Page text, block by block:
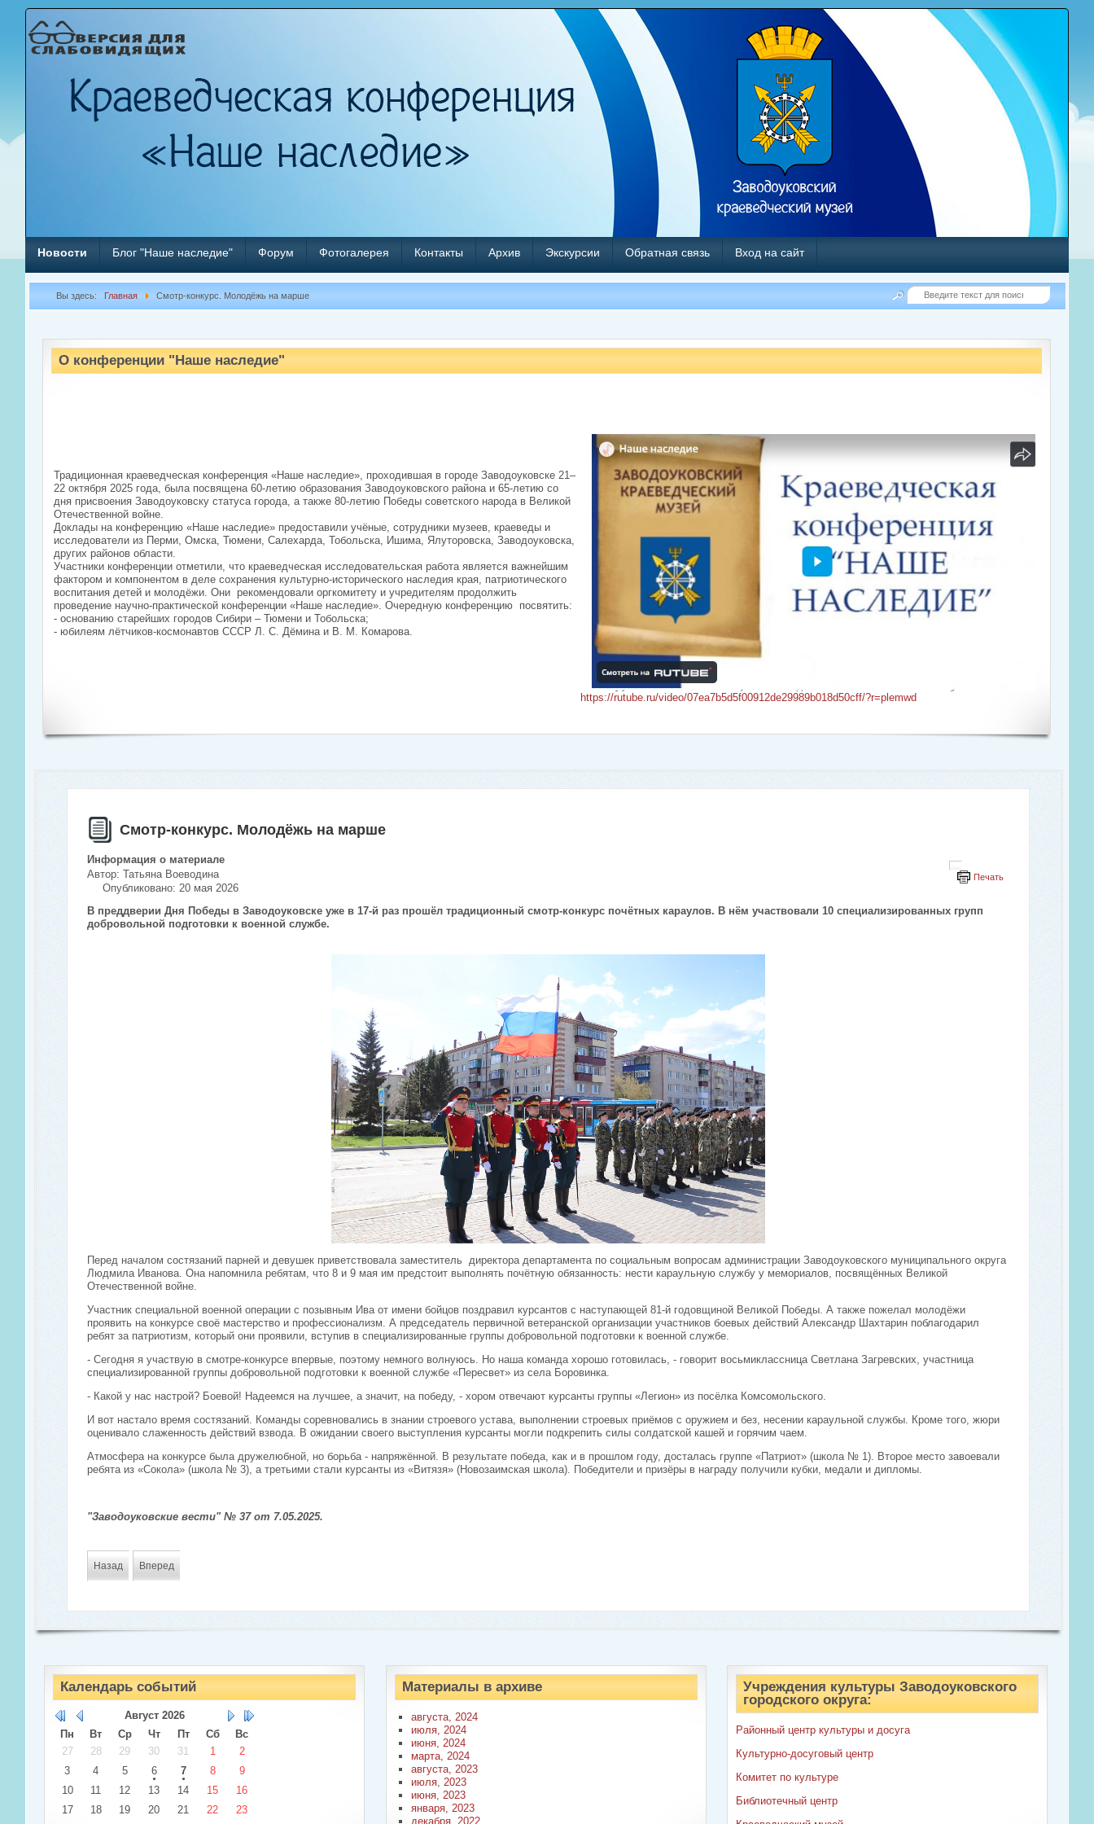
Новости Блог "Наше наследие" Форум Фотогалерея Контакты Архив Экскурсии Обратная связь Вход на сайт
Вы здесь: Главная Смотр-конкурс. Молодёжь на марше
О конференции "Наше наследие"
Традиционная краеведческая конференция «Наше наследие», проходившая в городе Заводоуковске 21–
22 октября 2025 года, была посвящена 60-летию образования Заводоуковского района и 65-летию со
дня присвоения Заводоуковску статуса города, а также 80-летию Победы советского народа в Великой
Отечественной войне.
Доклады на конференцию «Наше наследие» предоставили учёные, сотрудники музеев, краеведы и
исследователи из Перми, Омска, Тюмени, Салехарда, Тобольска, Ишима, Ялуторовска, Заводоуковска,
других районов области.
Участники конференции отметили, что краеведческая исследовательская работа является важнейшим
фактором и компонентом в деле сохранения культурно-исторического наследия края, патриотического
воспитания детей и молодёжи. Они рекомендовали оргкомитету и учредителям продолжить
проведение научно-практической конференции «Наше наследие». Очередную конференцию посвятить:
- основанию старейших городов Сибири – Тюмени и Тобольска;
- юбилеям лётчиков-космонавтов СССР Л. С. Дёмина и В. М. Комарова.
https://rutube.ru/video/07ea7b5d5f00912de29989b018d50cff/?r=plemwd
Смотр-конкурс. Молодёжь на марше
Печать
Информация о материале
Автор:Татьяна Воеводина
Опубликовано: 20 мая 2026
В преддверии Дня Победы в Заводоуковске уже в 17-й раз прошёл традиционный смотр-конкурс почётных караулов. В нём участвовали 10 специализированных групп
добровольной подготовки к военной службе.
Перед началом состязаний парней и девушек приветствовала заместитель директора департамента по социальным вопросам администрации Заводоуковского муниципального округа
Людмила Иванова. Она напомнила ребятам, что 8 и 9 мая им предстоит выполнять почётную обязанность: нести караульную службу у мемориалов, посвящённых Великой
Отечественной войне.
Участник специальной военной операции с позывным Ива от имени бойцов поздравил курсантов с наступающей 81-й годовщиной Великой Победы. А также пожелал молодёжи
проявить на конкурсе своё мастерство и профессионализм. А председатель первичной ветеранской организации участников боевых действий Александр Шахтарин поблагодарил
ребят за патриотизм, который они проявили, вступив в специализированные группы добровольной подготовки к военной службе.
- Сегодня я участвую в смотре-конкурсе впервые, поэтому немного волнуюсь. Но наша команда хорошо готовилась, - говорит восьмиклассница Светлана Загревских, участница
специализированной группы добровольной подготовки к военной службе «Пересвет» из села Боровинка.
- Какой у нас настрой? Боевой! Надеемся на лучшее, а значит, на победу, - хором отвечают курсанты группы «Легион» из посёлка Комсомольского.
И вот настало время состязаний. Команды соревновались в знании строевого устава, выполнении строевых приёмов с оружием и без, несении караульной службы. Кроме того, жюри
оценивало слаженность действий взвода. В ожидании своего выступления курсанты могли подкрепить силы солдатской кашей и горячим чаем.
Атмосфера на конкурсе была дружелюбной, но борьба - напряжённой. В результате победа, как и в прошлом году, досталась группе «Патриот» (школа № 1). Второе место завоевали
ребята из «Сокола» (школа № 3), а третьими стали курсанты из «Витязя» (Новозаимская школа). Победители и призёры в награду получили кубки, медали и дипломы.
"Заводоуковские вести" № 37 от 7.05.2025.
Назад Вперед
Календарь событий
Август 2026
Пн
Вт Ср Чт Пт Сб
Вс
27
28 29 30 31 1
2
3
4 5 6 7 8
9
10
11 12 13 14 15
16
17
18 19 20 21 22
23
Материалы в архиве
августа, 2024
июля, 2024
июня, 2024
марта, 2024
августа, 2023
июля, 2023
июня, 2023
января, 2023
декабря, 2022
Учреждения культуры Заводоуковского
городского округа:
Районный центр культуры и досуга
Культурно-досуговый центр
Комитет по культуре
Библиотечный центр